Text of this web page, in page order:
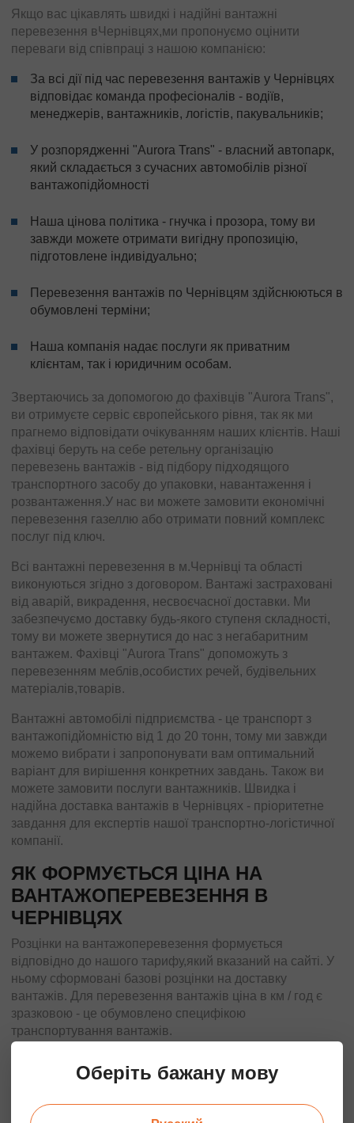
Якщо вас цікавлять швидкі і надійні вантажні
перевезення вЧернівцях,ми пропонуємо оцінити
переваги від співпраці з нашою компанією:
За всі дії під час перевезення вантажів у Чернівцях
відповідає команда професіоналів - водіїв,
менеджерів, вантажників, логістів, пакувальників;
У розпорядженні "Aurora Trans" - власний автопарк,
який складається з сучасних автомобілів різної
вантажопідйомності
Наша цінова політика - гнучка і прозора, тому ви
завжди можете отримати вигідну пропозицію,
підготовлене індивідуально;
Перевезення вантажів по Чернівцям здійснюються в
обумовлені терміни;
Наша компанія надає послуги як приватним
клієнтам, так і юридичним особам.
Звертаючись за допомогою до фахівців "Aurora Trans",
ви отримуєте сервіс європейського рівня, так як ми
прагнемо відповідати очікуванням наших клієнтів. Наші
фахівці беруть на себе ретельну організацію
перевезень вантажів - від підбору підходящого
транспортного засобу до упаковки, навантаження і
розвантаження.У нас ви можете замовити економічні
перевезення газеллю або отримати повний комплекс
послуг під ключ.
Всі вантажні перевезення в м.Чернівці та області
виконуються згідно з договором. Вантажі застраховані
від аварій, викрадення, несвоєчасної доставки. Ми
забезпечуємо доставку будь-якого ступеня складності,
тому ви можете звернутися до нас з негабаритним
вантажем. Фахівці "Aurora Trans" допоможуть з
перевезенням меблів,особистих речей, будівельних
матеріалів,товарів.
Вантажні автомобілі підприємства - це транспорт з
вантажопідйомністю від 1 до 20 тонн, тому ми завжди
можемо вибрати і запропонувати вам оптимальний
варіант для вирішення конкретних завдань. Також ви
можете замовити послуги вантажників. Швидка і
надійна доставка вантажів в Чернівцях - пріоритетне
завдання для експертів нашої транспортно-логістичної
компанії.
ЯК ФОРМУЄТЬСЯ ЦІНА НА
ВАНТАЖОПЕРЕВЕЗЕННЯ В
ЧЕРНІВЦЯХ
Розцінки на вантажоперевезення формується
відповідно до нашого тарифу,який вказаний на сайті. У
ньому сформовані базові розцінки на доставку
вантажів. Для перевезення вантажів ціна в км / год є
зразковою - це обумовлено специфікою
транспортування вантажів.
вказати габарити вантажів, їх особливості, пункт
мінімального замовлення на транспорт. Ми з
Оберіть бажану мову